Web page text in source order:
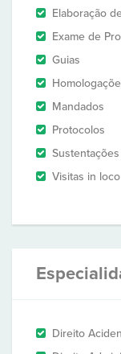
Elaboração
Exame de
Guias
Mandados
Protocolos
Visitas in loco
Direito